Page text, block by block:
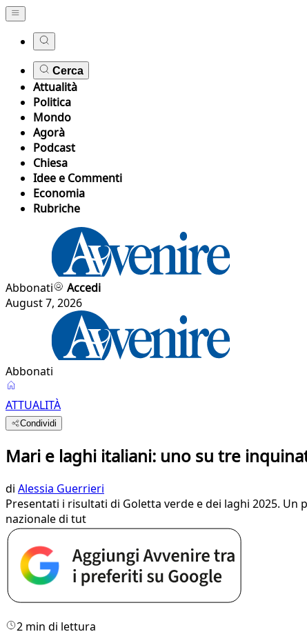
Cerca
Attualità
Politica
Mondo
Agorà
Podcast
Chiesa
Idee e Commenti
Economia
Rubriche
Abbonati
Accedi
August 7, 2026
Abbonati
ATTUALITÀ
Condividi
Mari e laghi italiani: uno su tre
di Alessia Guerrieri
Presentati i risultati di Goletta verde e dei laghi 2025.
nazionale di tut
2 min di lettura